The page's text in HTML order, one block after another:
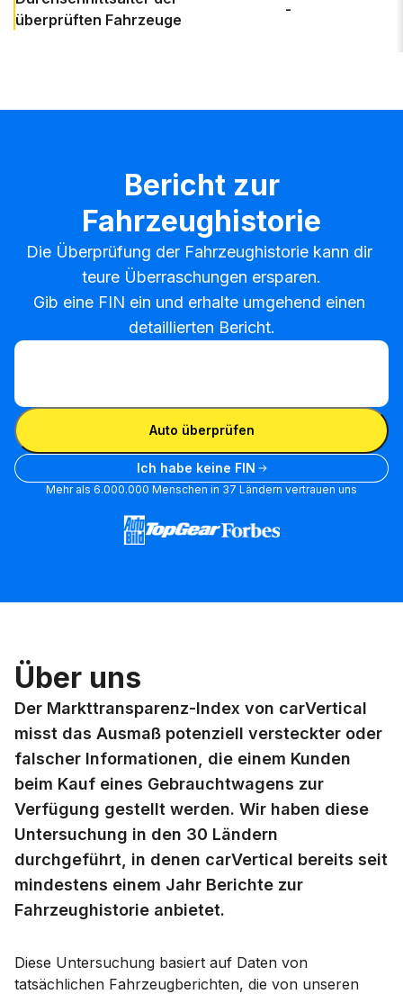
überprüften Fahrzeuge
-
Bericht zur
Fahrzeughistorie
Die Überprüfung der Fahrzeughistorie kann dir
teure Überraschungen ersparen.
Gib eine FIN ein und erhalte umgehend einen
detaillierten Bericht.
FIN eingeben
FIN eingeben
Auto überprüfen
Ich habe keine FIN
Mehr als 6.000.000 Menschen in 37 Ländern vertrauen uns
Über uns
Der Markttransparenz-Index von carVertical
misst das Ausmaß potenziell versteckter oder
falscher Informationen, die einem Kunden
beim Kauf eines Gebrauchtwagens zur
Verfügung gestellt werden. Wir haben diese
Untersuchung in den 30 Ländern
durchgeführt, in denen carVertical bereits seit
mindestens einem Jahr Berichte zur
Fahrzeughistorie anbietet.
Diese Untersuchung basiert auf Daten von
tatsächlichen Fahrzeugberichten, die von unseren